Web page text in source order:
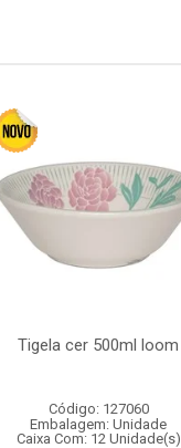
Tigela cer 500ml loom
Código: 127060
Embalagem: Unidade
Caixa Com: 12 Unidade(s)